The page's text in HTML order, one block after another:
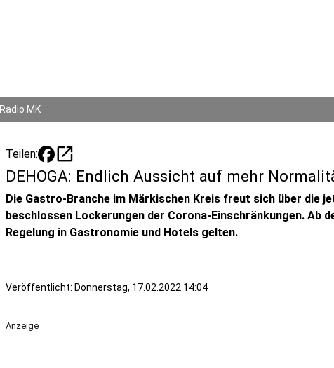
Radio MK
Teilen: open_in_new
DEHOGA: Endlich Aussicht auf mehr
Die Gastro-Branche im Märkischen Kreis freut sich über die
beschlossen Lockerungen der Corona-Einschränkungen. Ab
Regelung in Gastronomie und Hotels gelten.
Veröffentlicht: Donnerstag, 17.02.2022 14:04
Anzeige